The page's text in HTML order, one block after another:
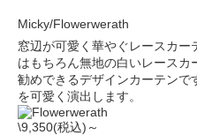
Micky/Flowerwerath
窓辺が可愛く華やぐレースカー
はもちろん無地の白いレース
勧めできるデザインカーテンで
を可愛く演出します。
\9,350(税込)～